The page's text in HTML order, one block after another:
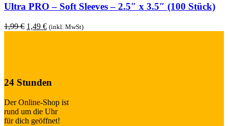
Ultra PRO – Soft Sleeves – 2.5″ x 3.5″ (100 Stück)
1,99€ 1,49 € (inkl. MwSt)
24 Stunden
Der Online-Shop ist
rund um die Uhr
für dich geöffnet!